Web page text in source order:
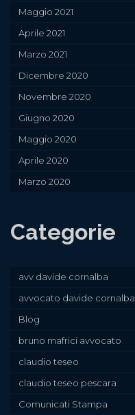
Maggio 2021
Aprile 2021
Marzo 2021
Dicembre 2020
Novembre 2020
Giugno 2020
Maggio 2020
Aprile 2020
Marzo 2020
Categorie
avv davide cornalba
avvocato davide cornalba
Blog
bruno mafrici avvocato
claudio teseo
claudio teseo pescara
Comunicati Stampa